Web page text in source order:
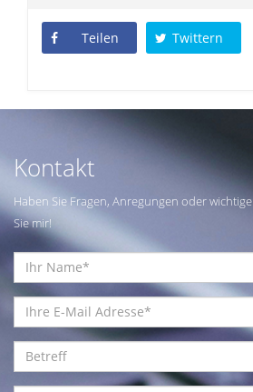
Teilen Twittern
Kontakt
Haben Sie Fragen, Anregungen oder
Sie mir!